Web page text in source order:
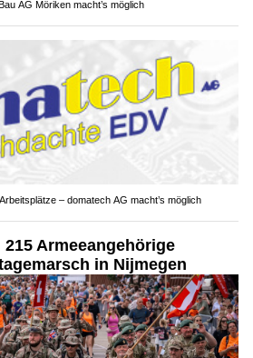
AG Möriken macht’s möglich
– domatech AG macht’s möglich
Armeeangehörige
in Nijmegen